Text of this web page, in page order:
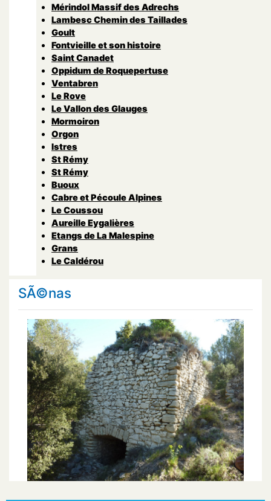
Mérindol Massif des Adrechs
Lambesc Chemin des Taillades
Goult
Fontvieille et son histoire
Saint Canadet
Oppidum de Roquepertuse
Ventabren
Le Rove
Le Vallon des Glauges
Mormoiron
Orgon
Istres
St Rémy
St Rémy
Buoux
Cabre et Pécoule Alpines
Le Coussou
Aureille Eygalières
Etangs de La Malespine
Grans
Le Caldérou
SÃ©nas